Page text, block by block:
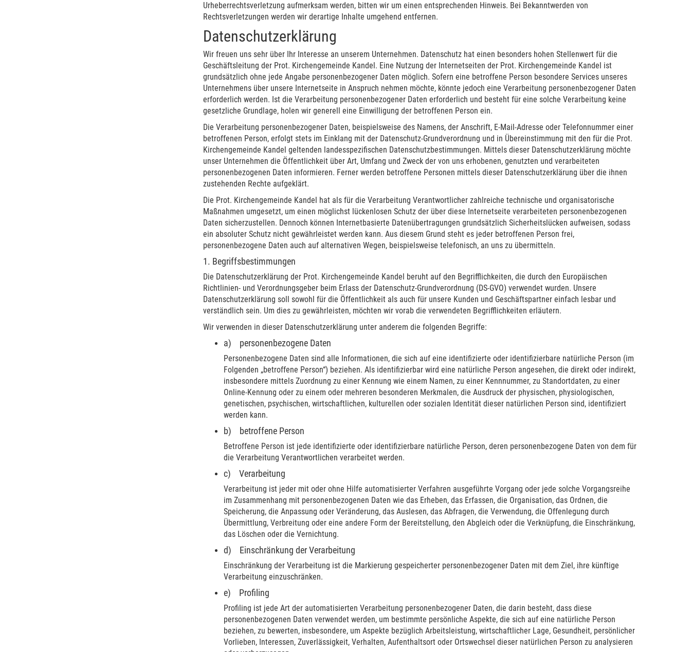
Urheberrechtsverletzung aufmerksam werden, bitten wir um einen entsprechenden Hinweis. Bei Bekanntwerden von
Rechtsverletzungen werden wir derartige Inhalte umgehend entfernen.
Datenschutzerklärung
Wir freuen uns sehr über Ihr Interesse an unserem Unternehmen. Datenschutz hat einen besonders hohen Stellenwert für die
Geschäftsleitung der Prot. Kirchengemeinde Kandel. Eine Nutzung der Internetseiten der Prot. Kirchengemeinde Kandel ist
grundsätzlich ohne jede Angabe personenbezogener Daten möglich. Sofern eine betroffene Person besondere Services unseres
Unternehmens über unsere Internetseite in Anspruch nehmen möchte, könnte jedoch eine Verarbeitung personenbezogener Daten
erforderlich werden. Ist die Verarbeitung personenbezogener Daten erforderlich und besteht für eine solche Verarbeitung keine
gesetzliche Grundlage, holen wir generell eine Einwilligung der betroffenen Person ein.
Die Verarbeitung personenbezogener Daten, beispielsweise des Namens, der Anschrift, E-Mail-Adresse oder Telefonnummer einer
betroffenen Person, erfolgt stets im Einklang mit der Datenschutz-Grundverordnung und in Übereinstimmung mit den für die Prot.
Kirchengemeinde Kandel geltenden landesspezifischen Datenschutzbestimmungen. Mittels dieser Datenschutzerklärung möchte
unser Unternehmen die Öffentlichkeit über Art, Umfang und Zweck der von uns erhobenen, genutzten und verarbeiteten
personenbezogenen Daten informieren. Ferner werden betroffene Personen mittels dieser Datenschutzerklärung über die ihnen
zustehenden Rechte aufgeklärt.
Die Prot. Kirchengemeinde Kandel hat als für die Verarbeitung Verantwortlicher zahlreiche technische und organisatorische
Maßnahmen umgesetzt, um einen möglichst lückenlosen Schutz der über diese Internetseite verarbeiteten personenbezogenen
Daten sicherzustellen. Dennoch können Internetbasierte Datenübertragungen grundsätzlich Sicherheitslücken aufweisen, sodass
ein absoluter Schutz nicht gewährleistet werden kann. Aus diesem Grund steht es jeder betroffenen Person frei,
personenbezogene Daten auch auf alternativen Wegen, beispielsweise telefonisch, an uns zu übermitteln.
1. Begriffsbestimmungen
Die Datenschutzerklärung der Prot. Kirchengemeinde Kandel beruht auf den Begrifflichkeiten, die durch den Europäischen
Richtlinien- und Verordnungsgeber beim Erlass der Datenschutz-Grundverordnung (DS-GVO) verwendet wurden. Unsere
Datenschutzerklärung soll sowohl für die Öffentlichkeit als auch für unsere Kunden und Geschäftspartner einfach lesbar und
verständlich sein. Um dies zu gewährleisten, möchten wir vorab die verwendeten Begrifflichkeiten erläutern.
Wir verwenden in dieser Datenschutzerklärung unter anderem die folgenden Begriffe:
a) personenbezogene Daten
Personenbezogene Daten sind alle Informationen, die sich auf eine identifizierte oder identifizierbare natürliche Person (im
Folgenden „betroffene Person“) beziehen. Als identifizierbar wird eine natürliche Person angesehen, die direkt oder indirekt,
insbesondere mittels Zuordnung zu einer Kennung wie einem Namen, zu einer Kennnummer, zu Standortdaten, zu einer
Online-Kennung oder zu einem oder mehreren besonderen Merkmalen, die Ausdruck der physischen, physiologischen,
genetischen, psychischen, wirtschaftlichen, kulturellen oder sozialen Identität dieser natürlichen Person sind, identifiziert
werden kann.
b) betroffene Person
Betroffene Person ist jede identifizierte oder identifizierbare natürliche Person, deren personenbezogene Daten von dem für
die Verarbeitung Verantwortlichen verarbeitet werden.
c) Verarbeitung
Verarbeitung ist jeder mit oder ohne Hilfe automatisierter Verfahren ausgeführte Vorgang oder jede solche Vorgangsreihe
im Zusammenhang mit personenbezogenen Daten wie das Erheben, das Erfassen, die Organisation, das Ordnen, die
Speicherung, die Anpassung oder Veränderung, das Auslesen, das Abfragen, die Verwendung, die Offenlegung durch
Übermittlung, Verbreitung oder eine andere Form der Bereitstellung, den Abgleich oder die Verknüpfung, die Einschränkung,
das Löschen oder die Vernichtung.
d) Einschränkung der Verarbeitung
Einschränkung der Verarbeitung ist die Markierung gespeicherter personenbezogener Daten mit dem Ziel, ihre künftige
Verarbeitung einzuschränken.
e) Profiling
Profiling ist jede Art der automatisierten Verarbeitung personenbezogener Daten, die darin besteht, dass diese
personenbezogenen Daten verwendet werden, um bestimmte persönliche Aspekte, die sich auf eine natürliche Person
beziehen, zu bewerten, insbesondere, um Aspekte bezüglich Arbeitsleistung, wirtschaftlicher Lage, Gesundheit, persönlicher
Vorlieben, Interessen, Zuverlässigkeit, Verhalten, Aufenthaltsort oder Ortswechsel dieser natürlichen Person zu analysieren